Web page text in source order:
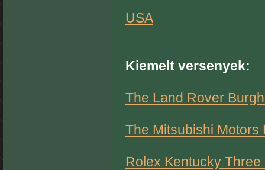
USA
Kiemelt versenyek:
The Land Rover
The Mitsubishi Motors
Rolex Kentucky Three